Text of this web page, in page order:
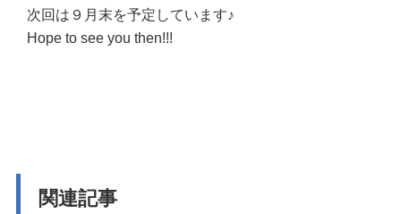
次回は９月末を予定しています♪
Hope to see you then!!!
関連記事